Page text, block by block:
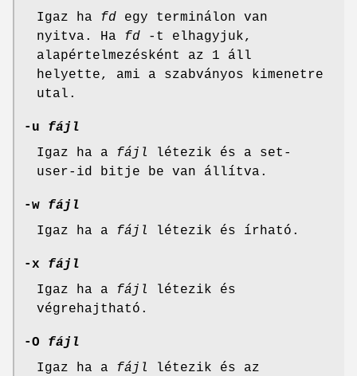
Igaz ha fd egy terminálon van
nyitva. Ha fd -t elhagyjuk,
alapértelmezésként az 1 áll
helyette, ami a szabványos kimenetre
utal.
-u fájl
Igaz ha a fájl
létezik és a set-
user-id bitje be van állítva.
-w fájl
Igaz ha a fájl létezik és írható.
-x fájl
Igaz ha a fájl
létezik és
végrehajtható.
-O fájl
Igaz ha a fájl
létezik és az